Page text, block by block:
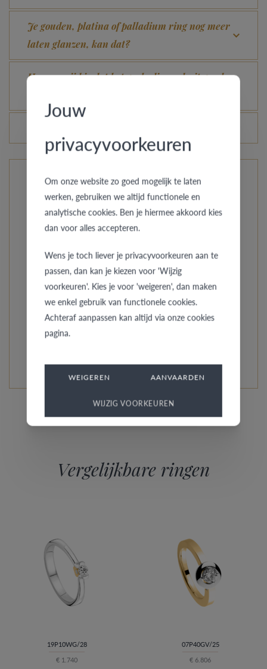
Je gouden, platina of palladium ring nog meer
laten glanzen, kan dat?
Hoe vermijd je dat het gerhodineerd wit goud
De ringen van Pre Wedding
Uit onze compacte collectie kies je uit aparte stijlen, van
eenvoudig strak tot oosters getint. Ga je voor klasse met
een speciaal accentje? Net zoals jullie liefde is elk model
uniek en wordt de ring speciaal op maat gemaakt.Bij Pre
Wedding Ringcollection vind je zowel de sobere
bescheiden verlovingsring, als een model om mee uit te
pakken.
Vergelijkbare ringen
19P10WG/28
€ 1.740
07P40GV/25
€ 6.806
Jouw
privacyvoorkeuren
Om onze website zo goed mogelijk te laten
werken, gebruiken we altijd functionele en
analytische cookies. Ben je hiermee akkoord kies
dan voor alles accepteren.
Wens je toch liever je privacyvoorkeuren aan te
passen, dan kan je kiezen voor 'Wijzig
voorkeuren'. Kies je voor 'weigeren', dan maken
we enkel gebruik van functionele cookies.
Achteraf aanpassen kan altijd via onze cookies
pagina.
WEIGEREN AANVAARDEN
WIJZIG VOORKEUREN